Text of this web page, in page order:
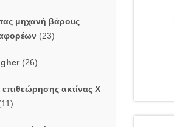
μηχανή βάρους
(23)
(26)
ακτίνας X